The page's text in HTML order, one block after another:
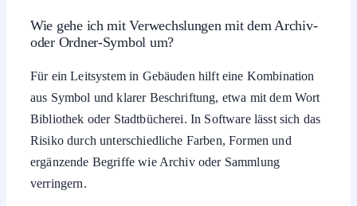
Wie gehe ich mit Verwechslungen mit dem Archiv-
oder Ordner-Symbol um?
Für ein Leitsystem in Gebäuden hilft eine Kombination
aus Symbol und klarer Beschriftung, etwa mit dem Wort
Bibliothek oder Stadtbücherei. In Software lässt sich das
Risiko durch unterschiedliche Farben, Formen und
ergänzende Begriffe wie Archiv oder Sammlung
verringern.